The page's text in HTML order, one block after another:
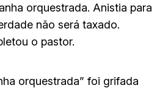
orquestrada. Anistia para
não será taxado.
o pastor.
orquestrada” foi grifada